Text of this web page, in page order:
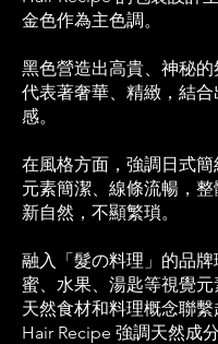
金色作為主色調。
黑色營造出高貴、神秘
代表著奢華、精緻，結合
感。
在風格方面，強調日式
元素簡潔、線條流暢，
新自然，不顯繁瑣。
融入「髮の料理」的品
蜜、水果、湯匙等視覺
天然食材和料理概念聯
Hair Recipe 強調天然成